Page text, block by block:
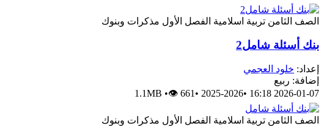
الصف الثامن تربية اسلامية الفصل الأول مذكرات وبنوك
بنك أسئلة شامل2
إعداد: خلود العجمي
إضافة: ربيع
2026-01-07 16:18
•
2025-2026
•
1.1MB •👁 661
الصف الثامن تربية اسلامية الفصل الأول مذكرات وبنوك